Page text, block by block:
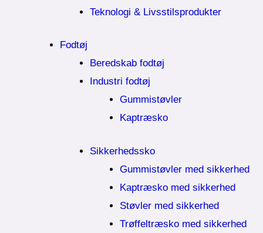
Teknologi & Livsstilsprodukter
Fodtøj
Beredskab fodtøj
Industri fodtøj
Gummistøvler
Kaptræsko
Sikkerhedssko
Gummistøvler med sikkerhed
Kaptræsko med sikkerhed
Støvler med sikkerhed
Trøffeltræsko med sikkerhed